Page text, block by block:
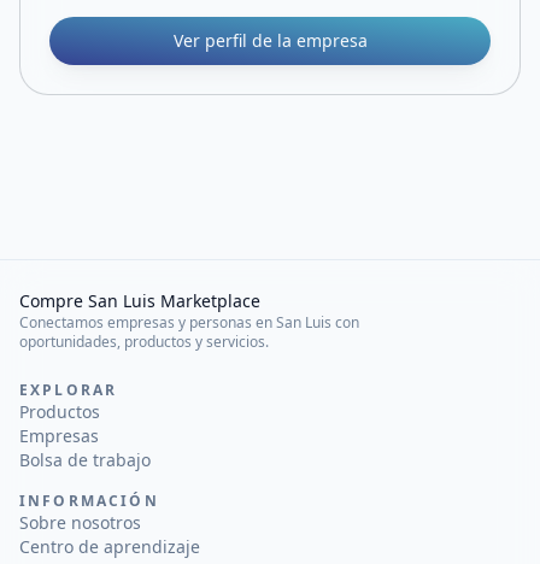
Ver perfil de la empresa
Compre San Luis Marketplace
Conectamos empresas y personas en San Luis con
oportunidades, productos y servicios.
EXPLORAR
Productos
Empresas
Bolsa de trabajo
INFORMACIÓN
Sobre nosotros
Centro de aprendizaje